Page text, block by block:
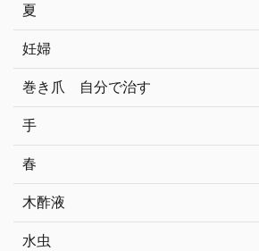
夏
妊婦
巻き爪 自分で治す
手
春
木酢液
水虫